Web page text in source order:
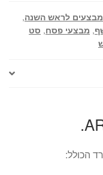
מבצעים לראש השנה,
, מבצעי פסח, סט